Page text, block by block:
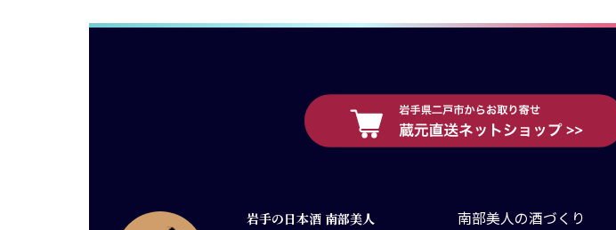
岩手の日本酒 南部美人 南部美人の酒づくり